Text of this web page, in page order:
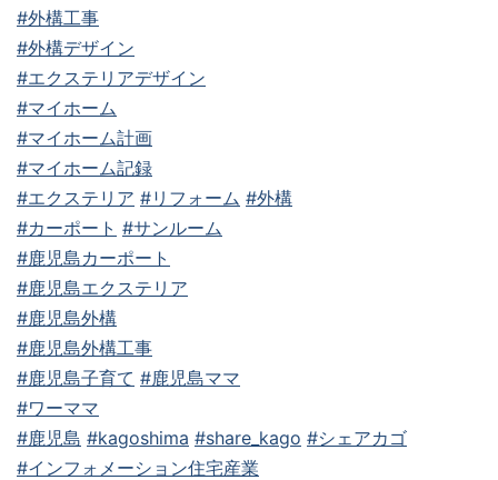
#外構工事
#外構デザイン
#エクステリアデザイン
#マイホーム
#マイホーム計画
#マイホーム記録
#エクステリア #リフォーム #外構
#カーポート #サンルーム
#鹿児島カーポート
#鹿児島エクステリア
#鹿児島外構
#鹿児島外構工事
#鹿児島子育て #鹿児島ママ
#ワーママ
#鹿児島 #kagoshima #share_kago #シェアカゴ
#インフォメーション住宅産業